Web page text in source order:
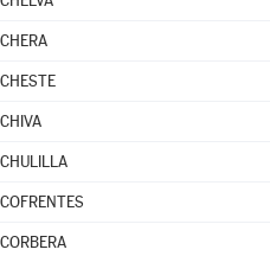
CHERA
CHESTE
CHIVA
CHULILLA
COFRENTES
CORBERA